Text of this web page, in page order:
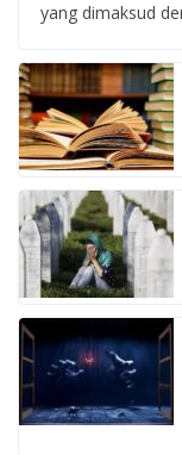
yang dimaksud